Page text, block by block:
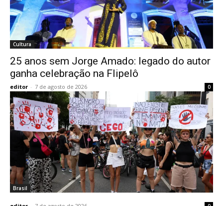
Cultura
25 anos sem Jorge Amado: legado do autor
ganha celebração na Flipelô
editor - 7 de agosto de 2026 0
Brasil